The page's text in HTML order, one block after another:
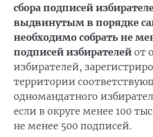
сбора подписей
выдвинутым в порядке
необходимо собрать не
подписей избирателей от
избирателей,
территории
одномандатного
если в округе менее 100
не менее 500 подписей.